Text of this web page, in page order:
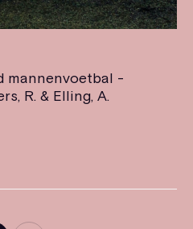
mannenvoetbal -
R. & Elling, A.